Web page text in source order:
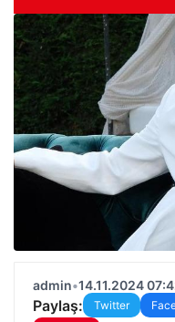
admin•14.11.2024
Paylaş: Twitter